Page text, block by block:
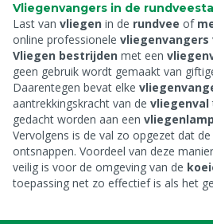
Vliegenvangers in de
Last van vliegen in de rundvee of
online professionele vliegenvangers
Vliegen bestrijden met een
geen gebruik wordt gemaakt van
Daarentegen bevat elke
aantrekkingskracht van de vliegenval
gedacht worden aan een vliegenlamp
Vervolgens is de val zo opgezet dat
ontsnappen. Voordeel van deze
veilig is voor de omgeving van de
toepassing net zo effectief is als het